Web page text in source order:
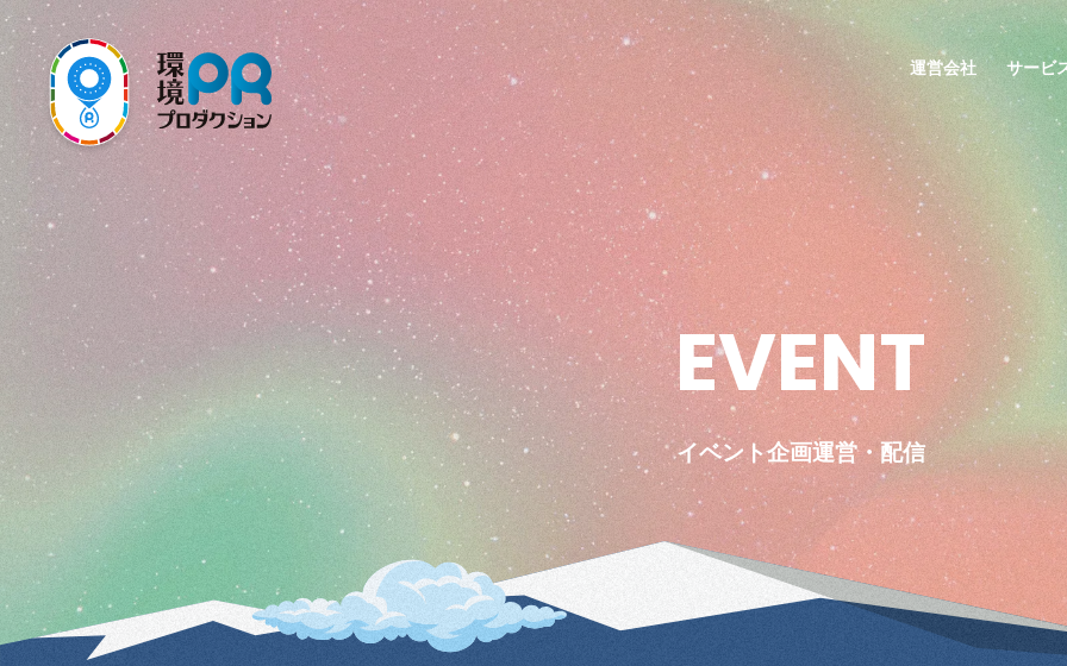
運営会社 サービ
EVENT
イベント企画運営・配信